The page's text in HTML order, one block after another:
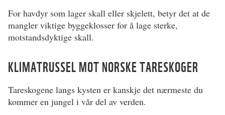
For havdyr som lager skall eller skjelett, betyr det at de
mangler viktige byggeklosser for å lage sterke,
motstandsdyktige skall.
KLIMATRUSSEL MOT NORSKE TARESKOGER
Tareskogene langs kysten er kanskje det nærmeste du
kommer en jungel i vår del av verden.